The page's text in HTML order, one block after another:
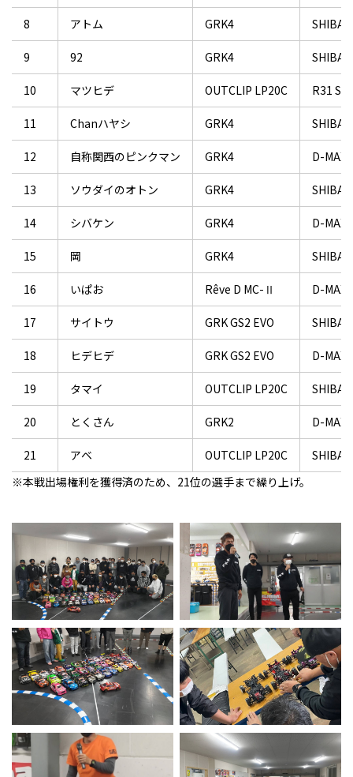
8 アトム GRK4
9 92 GRK4
10 マツヒデ OUTCLIP LP20C R31
11 Chanハヤシ GRK4
12 自称関西のピンクマン GRK4 D-MAX
13 ソウダイのオトン GRK4
14 シバケン GRK4 D-MAX
15 岡 GRK4
16 いぱお Rêve D MC-Ⅱ D-MAX
17 サイトウ GRK GS2 EVO
18 ヒデヒデ GRK GS2 EVO D-MAX
19 タマイ OUTCLIP LP20C
20 とくさん GRK2 D-MAX
21 アベ OUTCLIP LP20C
※本戦出場権利を獲得済のため、21位の選手まで繰り上げ。